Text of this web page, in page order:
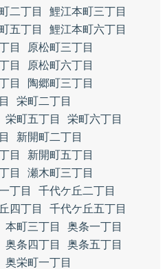
二丁目
鯉江本町三丁目
五丁目
鯉江本町六丁目
目
原松町三丁目
目
原松町六丁目
目
陶郷町三丁目
栄町二丁目
栄町五丁目
栄町六丁目
新開町二丁目
目
新開町五丁目
目
瀬木町三丁目
丁目
千代ケ丘二丁目
四丁目
千代ケ丘五丁目
本町三丁目
奥条一丁目
奥条四丁目
奥条五丁目
奥栄町一丁目